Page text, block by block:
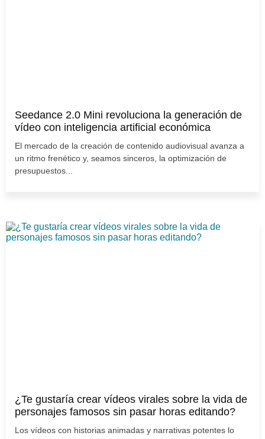
Seedance 2.0 Mini revoluciona la generación de
vídeo con inteligencia artificial económica
El mercado de la creación de contenido audiovisual avanza a
un ritmo frenético y, seamos sinceros, la optimización de
presupuestos...
¿Te gustaría crear vídeos virales sobre la vida de
personajes famosos sin pasar horas editando?
Los vídeos con historias animadas y narrativas potentes lo